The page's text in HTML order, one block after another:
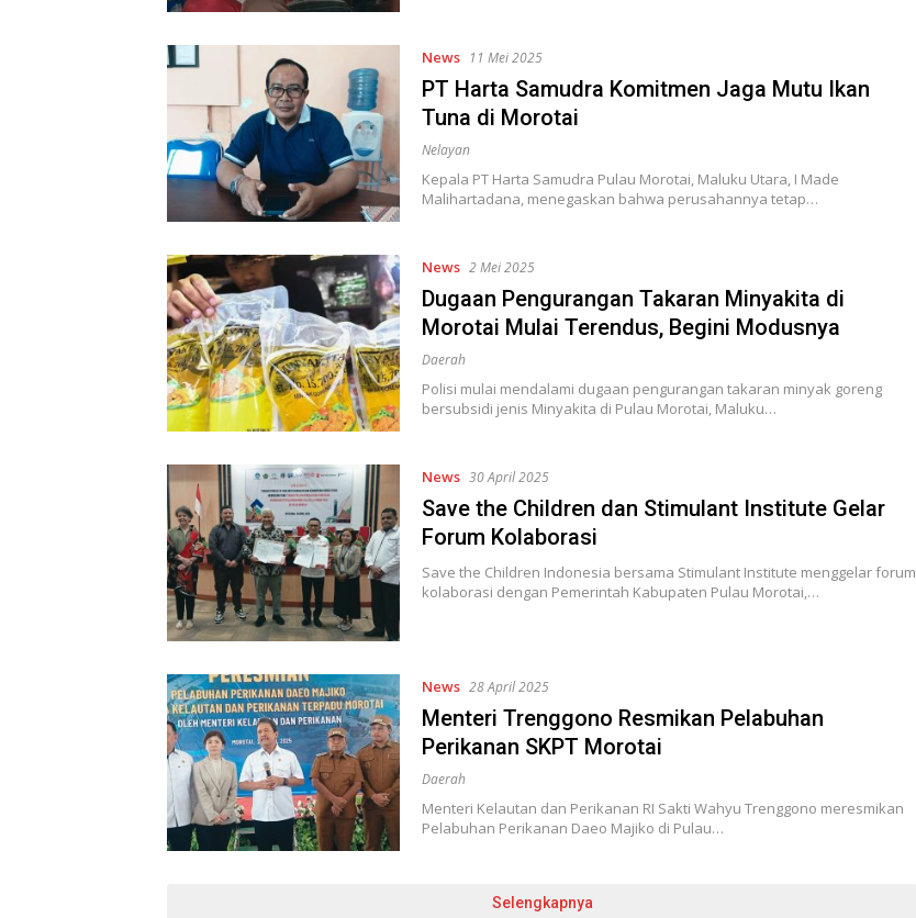
News 11 Mei 2025
PT Harta Samudra Komitmen Jaga Mutu Ikan
Tuna di Morotai
Nelayan
Kepala PT Harta Samudra Pulau Morotai, Maluku Utara, I Made
Malihartadana, menegaskan bahwa perusahannya tetap…
News 2 Mei 2025
Dugaan Pengurangan Takaran Minyakita di
Morotai Mulai Terendus, Begini Modusnya
Daerah
Polisi mulai mendalami dugaan pengurangan takaran minyak goreng
bersubsidi jenis Minyakita di Pulau Morotai, Maluku…
News 30 April 2025
Save the Children dan Stimulant Institute Gelar
Forum Kolaborasi
Save the Children Indonesia bersama Stimulant Institute menggelar forum
kolaborasi dengan Pemerintah Kabupaten Pulau Morotai,…
News 28 April 2025
Menteri Trenggono Resmikan Pelabuhan
Perikanan SKPT Morotai
Daerah
Menteri Kelautan dan Perikanan RI Sakti Wahyu Trenggono meresmikan
Pelabuhan Perikanan Daeo Majiko di Pulau…
Selengkapnya